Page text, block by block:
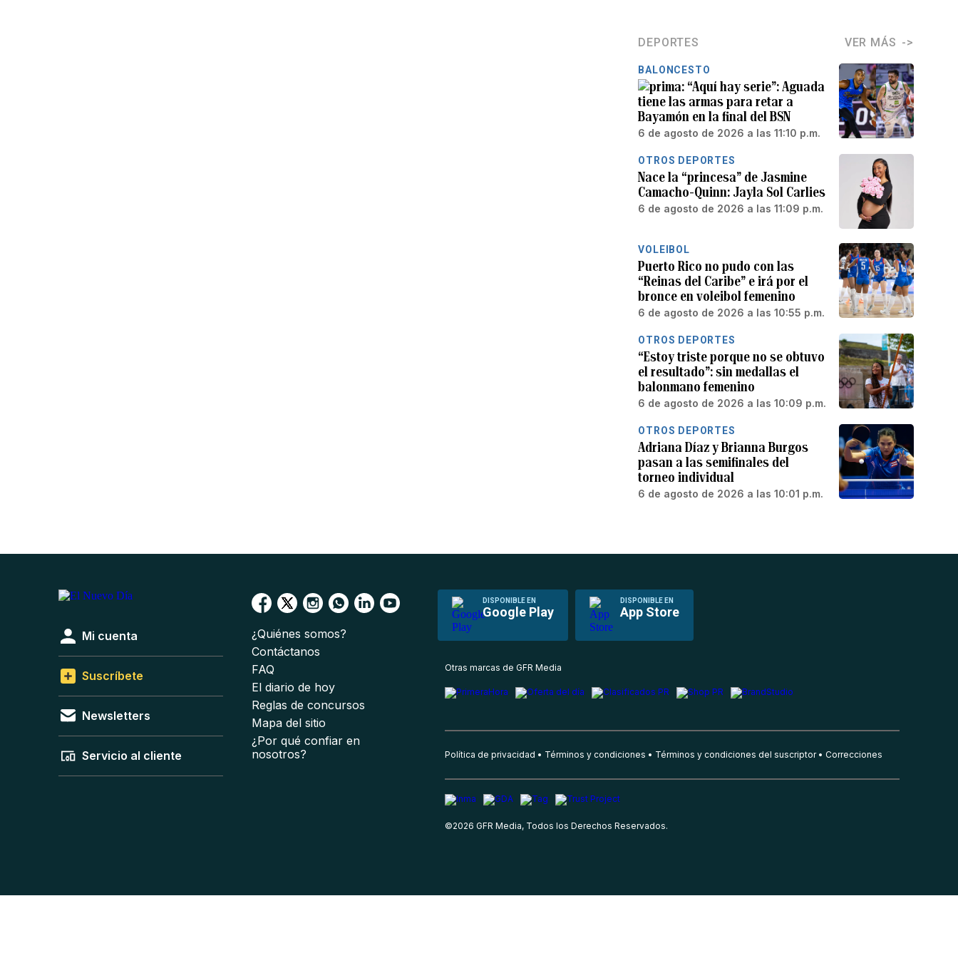
DEPORTES VER MÁS
BALONCESTO
“Aquí hay serie”: Aguada
tiene las armas para retar a
Bayamón en la final del BSN
6 de agosto de 2026 a las 11:10 p.m.
OTROS DEPORTES
Nace la “princesa” de Jasmine
Camacho-Quinn: Jayla Sol Carlies
6 de agosto de 2026 a las 11:09 p.m.
VOLEIBOL
Puerto Rico no pudo con las
“Reinas del Caribe” e irá por el
bronce en voleibol femenino
6 de agosto de 2026 a las 10:55 p.m.
OTROS DEPORTES
“Estoy triste porque no se obtuvo
el resultado”: sin medallas el
balonmano femenino
6 de agosto de 2026 a las 10:09 p.m.
OTROS DEPORTES
Adriana Díaz y Brianna Burgos
pasan a las semifinales del
torneo individual
6 de agosto de 2026 a las 10:01 p.m.
DISPONIBLE EN
Google Play
DISPONIBLE EN
App Store
Mi cuenta
Suscríbete
Newsletters
Servicio al cliente
¿Quiénes somos?
Contáctanos
FAQ
El diario de hoy
Reglas de concursos
Mapa del sitio
¿Por qué confiar en
nosotros?
Otras marcas de GFR Media
Política de privacidad Términos y condiciones Términos y condiciones del suscriptor Correcciones
©2026 GFR Media, Todos los Derechos Reservados.